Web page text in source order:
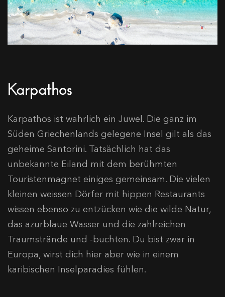
Karpathos
Karpathos ist wahrlich ein Juwel. Die ganz im
Süden Griechenlands gelegene Insel gilt als das
geheime Santorini. Tatsächlich hat das
unbekannte Eiland mit dem berühmten
Touristenmagnet einiges gemeinsam. Die vielen
kleinen weissen Dörfer mit hippen Restaurants
wissen ebenso zu entzücken wie die wilde Natur,
das azurblaue Wasser und die zahlreichen
Traumstrände und -buchten. Du bist zwar in
Europa, wirst dich hier aber wie in einem
karibischen Inselparadies fühlen.